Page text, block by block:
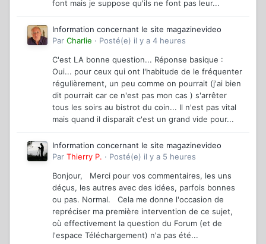
font mais je suppose qu'ils ne font pas leur...
Information concernant le site magazinevideo
Par Charlie · Posté(e) il y a 4 heures
C'est LA bonne question... Réponse basique :
Oui... pour ceux qui ont l'habitude de le fréquenter
régulièrement, un peu comme on pourrait (j'ai bien
dit pourrait car ce n'est pas mon cas ) s'arrêter
tous les soirs au bistrot du coin... Il n'est pas vital
mais quand il disparaît c'est un grand vide pour...
Information concernant le site magazinevideo
Par Thierry P. · Posté(e) il y a 5 heures
Bonjour, Merci pour vos commentaires, les uns
déçus, les autres avec des idées, parfois bonnes
ou pas. Normal. Cela me donne l'occasion de
repréciser ma première intervention de ce sujet,
où effectivement la question du Forum (et de
l'espace Téléchargement) n'a pas été...